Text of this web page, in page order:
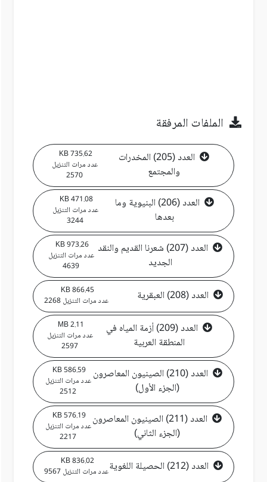
الملفات المرفقة
العدد (205) المخدرات
والمجتمع
735.62 KB
عدد مرات التنزيل
2570
العدد (206) البنيوية وما
بعدها
471.08 KB
عدد مرات التنزيل
3244
العدد (207) شعرنا القديم والنقد
الجديد
973.26 KB
عدد مرات التنزيل
4639
866.45 KB
عدد مرات التنزيل 2268
العدد (209) أزمة المياه في
المنطقة العربية
2.11 MB
عدد مرات التنزيل
2597
العدد (210) الصينيون المعاصرون
(الجزء الأول)
586.59 KB
عدد مرات التنزيل
2512
العدد (211) الصينيون المعاصرون
(الجزء الثاني)
576.19 KB
عدد مرات التنزيل
2217
836.02 KB
عدد مرات التنزيل 9567